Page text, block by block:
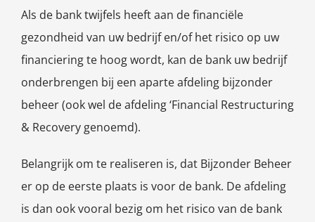
Als de bank twijfels heeft aan de financiële
gezondheid van uw bedrijf en/of het risico op uw
financiering te hoog wordt, kan de bank uw bedrijf
onderbrengen bij een aparte afdeling bijzonder
beheer (ook wel de afdeling ‘Financial Restructuring
& Recovery genoemd).
Belangrijk om te realiseren is, dat Bijzonder Beheer
er op de eerste plaats is voor de bank. De afdeling
is dan ook vooral bezig om het risico van de bank